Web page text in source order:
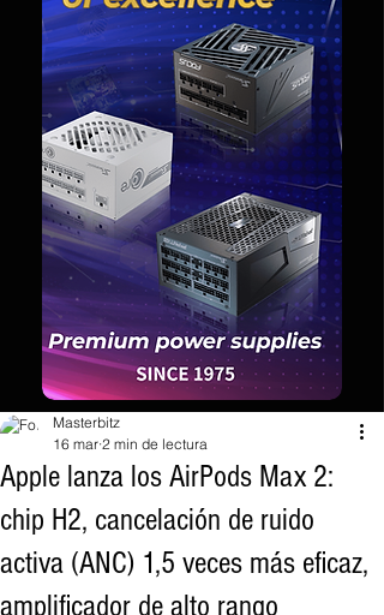
Apple lanza los AirPods Max 2:
chip H2, cancelación de ruido
activa (ANC) 1,5 veces más eficaz,
amplificador de alto rango
Masterbitz
16 mar 2 min de lectura